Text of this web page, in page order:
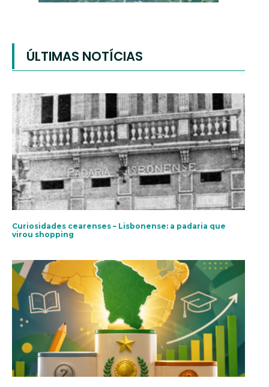
ÚLTIMAS NOTÍCIAS
Curiosidades cearenses – Lisbonense: a padaria que
virou shopping